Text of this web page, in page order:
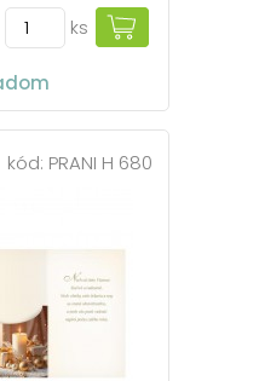
ks
kód: PRANI H 680